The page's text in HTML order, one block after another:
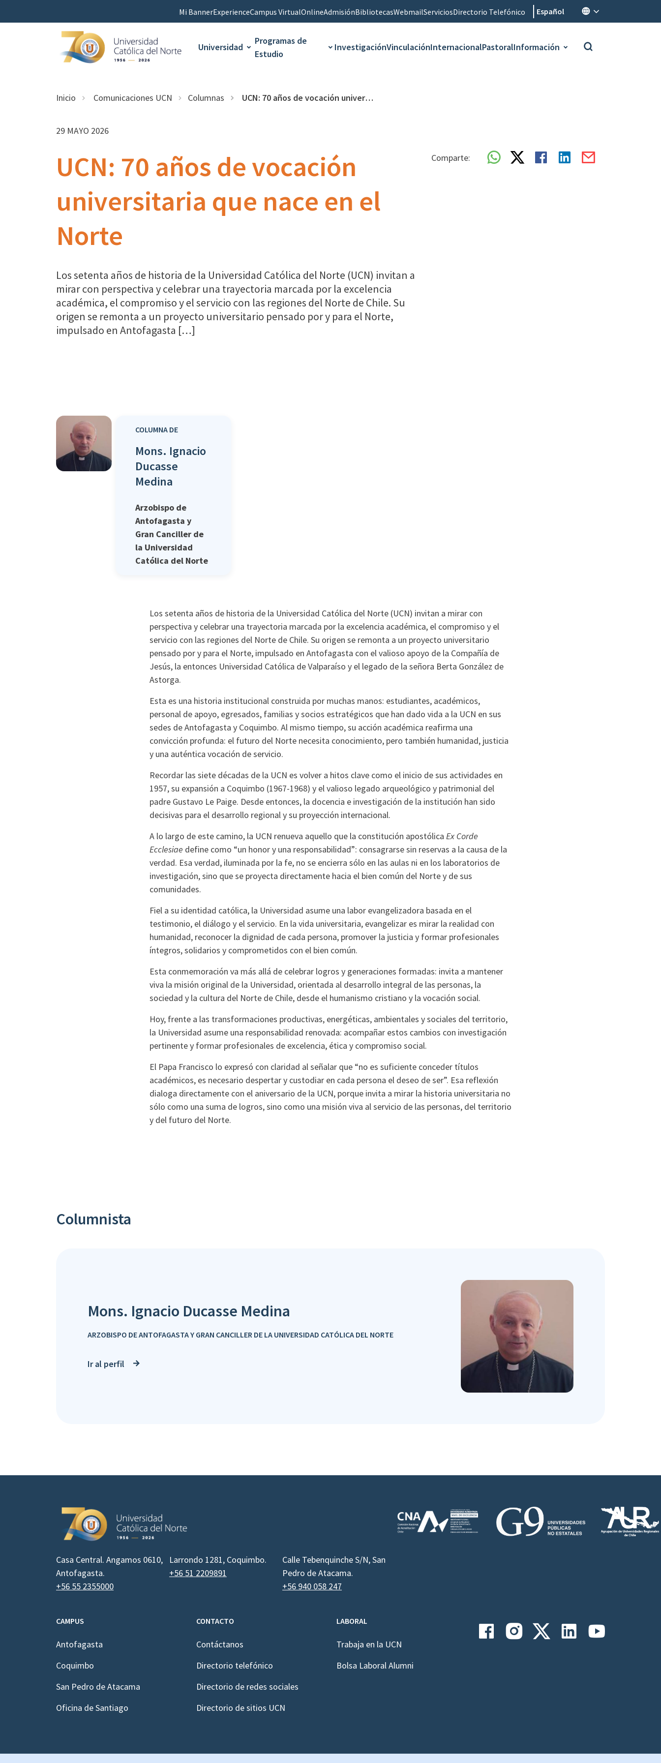
Mi BannerExperienceCampus VirtualOnlineAdmisiónBibliotecasWebmailServiciosDirectorio Telefónico Español
Universidad
Programas de
Estudio
InvestigaciónVinculaciónInternacionalPastoralInformación
Inicio Comunicaciones UCN Columnas UCN: 70 años de vocación universitaria que nace en el Norte
29 MAYO 2026
UCN: 70 años de vocación
universitaria que nace en el
Norte
Los setenta años de historia de la Universidad Católica del Norte (UCN) invitan a
mirar con perspectiva y celebrar una trayectoria marcada por la excelencia
académica, el compromiso y el servicio con las regiones del Norte de Chile. Su
origen se remonta a un proyecto universitario pensado por y para el Norte,
impulsado en Antofagasta […]
Comparte:
COLUMNA DE
Mons. Ignacio
Ducasse
Medina
Arzobispo de
Antofagasta y
Gran Canciller de
la Universidad
Católica del Norte
Los setenta años de historia de la Universidad Católica del Norte (UCN) invitan a mirar con
perspectiva y celebrar una trayectoria marcada por la excelencia académica, el compromiso y el
servicio con las regiones del Norte de Chile. Su origen se remonta a un proyecto universitario
pensado por y para el Norte, impulsado en Antofagasta con el valioso apoyo de la Compañía de
Jesús, la entonces Universidad Católica de Valparaíso y el legado de la señora Berta González de
Astorga.
Esta es una historia institucional construida por muchas manos: estudiantes, académicos,
personal de apoyo, egresados, familias y socios estratégicos que han dado vida a la UCN en sus
sedes de Antofagasta y Coquimbo. Al mismo tiempo, su acción académica reafirma una
convicción profunda: el futuro del Norte necesita conocimiento, pero también humanidad, justicia
y una auténtica vocación de servicio.
Recordar las siete décadas de la UCN es volver a hitos clave como el inicio de sus actividades en
1957, su expansión a Coquimbo (1967-1968) y el valioso legado arqueológico y patrimonial del
padre Gustavo Le Paige. Desde entonces, la docencia e investigación de la institución han sido
decisivas para el desarrollo regional y su proyección internacional.
A lo largo de este camino, la UCN renueva aquello que la constitución apostólica Ex Corde
Ecclesiae define como “un honor y una responsabilidad”: consagrarse sin reservas a la causa de la
verdad. Esa verdad, iluminada por la fe, no se encierra sólo en las aulas ni en los laboratorios de
investigación, sino que se proyecta directamente hacia el bien común del Norte y de sus
comunidades.
Fiel a su identidad católica, la Universidad asume una labor evangelizadora basada en el
testimonio, el diálogo y el servicio. En la vida universitaria, evangelizar es mirar la realidad con
humanidad, reconocer la dignidad de cada persona, promover la justicia y formar profesionales
íntegros, solidarios y comprometidos con el bien común.
Esta conmemoración va más allá de celebrar logros y generaciones formadas: invita a mantener
viva la misión original de la Universidad, orientada al desarrollo integral de las personas, la
sociedad y la cultura del Norte de Chile, desde el humanismo cristiano y la vocación social.
Hoy, frente a las transformaciones productivas, energéticas, ambientales y sociales del territorio,
la Universidad asume una responsabilidad renovada: acompañar estos cambios con investigación
pertinente y formar profesionales de excelencia, ética y compromiso social.
El Papa Francisco lo expresó con claridad al señalar que “no es suficiente conceder títulos
académicos, es necesario despertar y custodiar en cada persona el deseo de ser”. Esa reflexión
dialoga directamente con el aniversario de la UCN, porque invita a mirar la historia universitaria no
sólo como una suma de logros, sino como una misión viva al servicio de las personas, del territorio
y del futuro del Norte.
Columnista
Mons. Ignacio Ducasse Medina
ARZOBISPO DE ANTOFAGASTA Y GRAN CANCILLER DE LA UNIVERSIDAD CATÓLICA DEL NORTE
Ir al perfil
Casa Central. Angamos 0610,
Antofagasta.
+56 55 2355000
Larrondo 1281, Coquimbo.
+56 51 2209891
Calle Tebenquinche S/N, San
Pedro de Atacama.
+56 940 058 247
CAMPUS
Antofagasta
Coquimbo
San Pedro de Atacama
Oficina de Santiago
CONTACTO
Contáctanos
Directorio telefónico
Directorio de redes sociales
Directorio de sitios UCN
LABORAL
Trabaja en la UCN
Bolsa Laboral Alumni